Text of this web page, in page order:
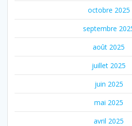
octobre 2025
septembre
août 2025
juillet 2025
juin 2025
mai 2025
avril 2025